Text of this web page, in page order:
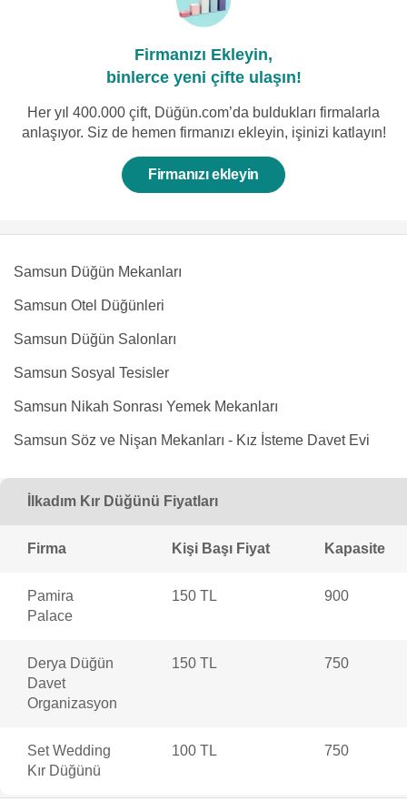
Firmanızı Ekleyin,
binlerce yeni çifte ulaşın!
Her yıl 400.000 çift, Düğün.com’da buldukları firmalarla
anlaşıyor. Siz de hemen firmanızı ekleyin, işinizi katlayın!
Firmanızı ekleyin
Samsun Düğün Mekanları
Samsun Otel Düğünleri
Samsun Düğün Salonları
Samsun Sosyal Tesisler
Samsun Nikah Sonrası Yemek Mekanları
Samsun Söz ve Nişan Mekanları - Kız İsteme Davet Evi
İlkadım Kır Düğünü Fiyatları
Firma Kişi Başı Fiyat Kapasite
Pamira
Palace
150 TL 900
Derya Düğün
Davet
Organizasyon
150 TL 750
Set Wedding
Kır Düğünü
100 TL 750